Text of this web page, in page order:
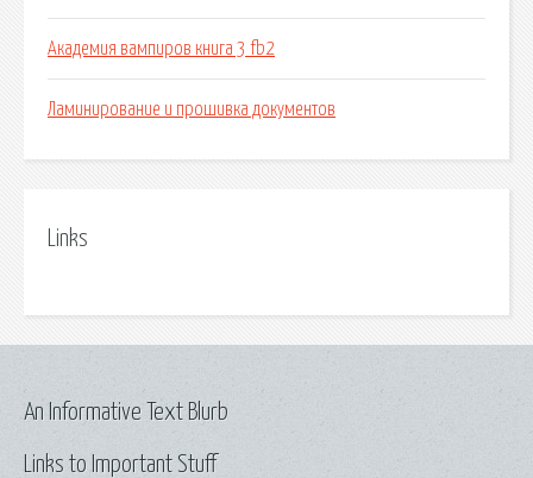
Академия вампиров книга 3 fb2
Ламинирование и прошивка документов
Links
Links to Important Stuff
An Informative Text Blurb